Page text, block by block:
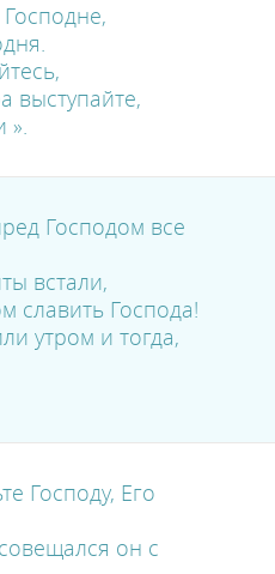
выступайте,
».
Господом все
встали,
славить Господа!
утром и тогда,
Господу, Его
он с